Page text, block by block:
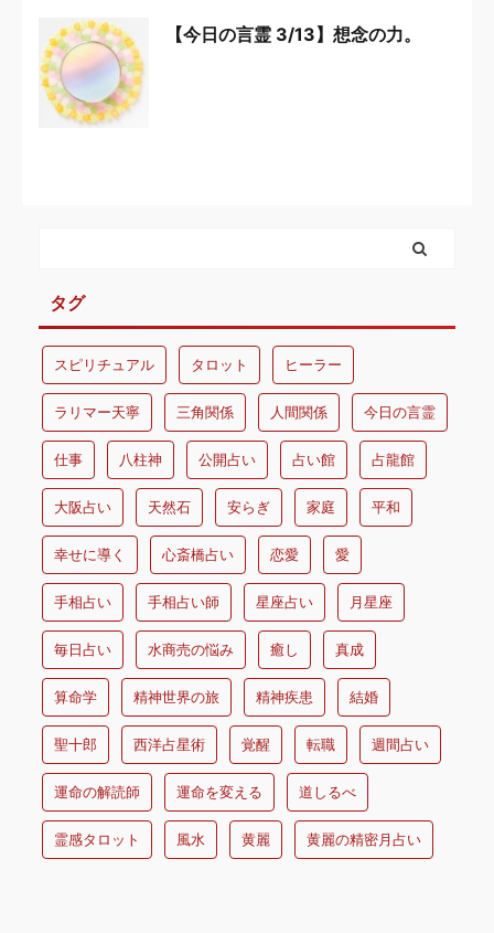
【今日の言霊 3/13】想念の力。
タグ
スピリチュアル タロット ヒーラー
ラリマー天寧 三角関係 人間関係 今日の言霊
仕事 八柱神 公開占い 占い館 占龍館
大阪占い 天然石 安らぎ 家庭 平和
幸せに導く 心斎橋占い 恋愛 愛
手相占い 手相占い師 星座占い 月星座
毎日占い 水商売の悩み 癒し 真成
算命学 精神世界の旅 精神疾患 結婚
聖十郎 西洋占星術 覚醒 転職 週間占い
運命の解読師 運命を変える 道しるべ
霊感タロット 風水 黄麗 黄麗の精密月占い